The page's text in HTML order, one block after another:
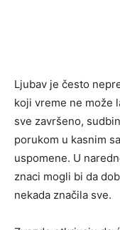
Ljubav je često
koji vreme ne može
sve završeno,
porukom u kasnim
uspomene. U
znaci mogli bi da
nekada značila sve.